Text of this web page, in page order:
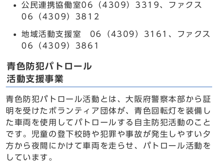
公民連携協働室06（4309）3319、ファクス
06（4309）3812
地域活動支援室 06（4309）3161、ファクス
06（4309）3861
青色防犯パトロール
活動支援事業
青色防犯パトロール活動とは、大阪府警察本部から証
明を受けたボランティア団体が、青色回転灯を装備し
た車両を使用してパトロールする自主防犯活動のこと
です。児童の登下校時や犯罪や事故が発生しやすい夕
方から夜間にかけて車両を走らせ、パトロール活動を
しています。